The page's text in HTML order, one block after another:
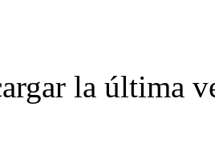
la última